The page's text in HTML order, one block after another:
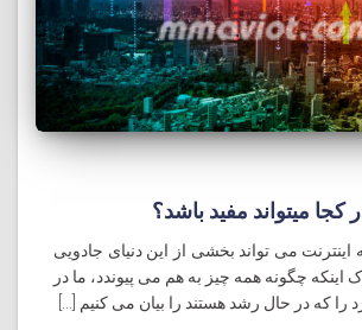
کجا میتواند مفید باشد؟
می تواند بخشی از این دنیای جادویی
اینکه چگونه همه چیز به هم می پیوندد، ما در
را که در حال رشد هستند را بیان می کنیم [...]